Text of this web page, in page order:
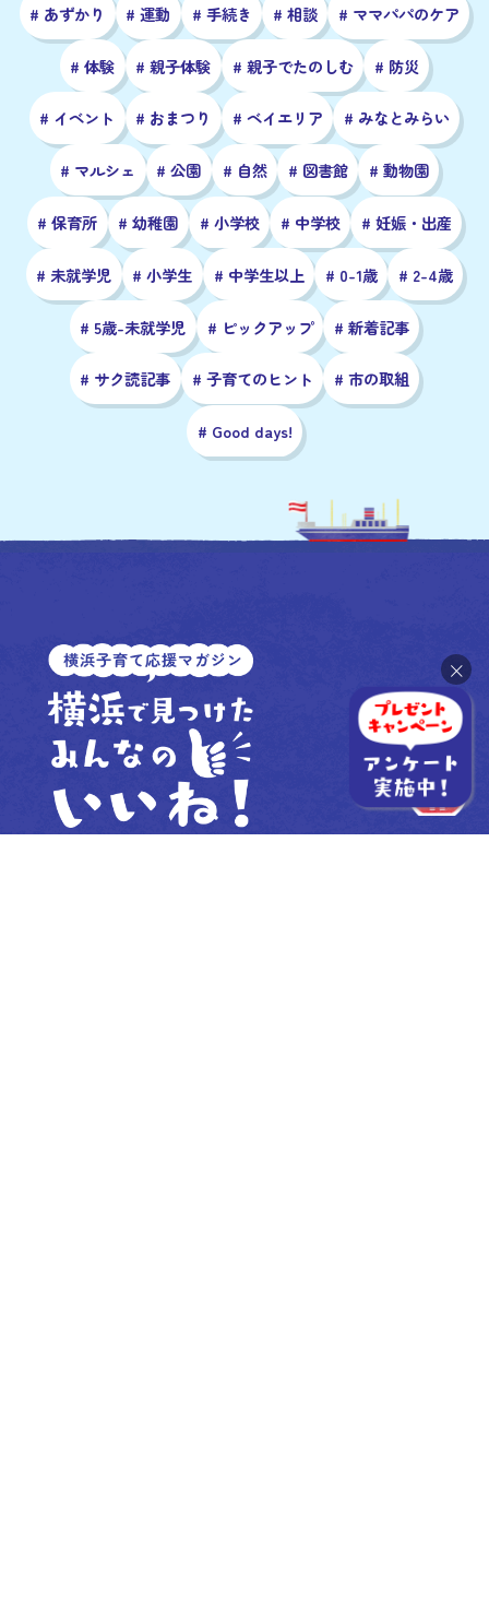
# あずかり # 運動 # 手続き # 相談 # ママパパのケア
# 体験 # 親子体験 # 親子でたのしむ # 防災
# イベント # おまつり # ベイエリア # みなとみらい
# マルシェ # 公園 # 自然 # 図書館 # 動物園
# 保育所 # 幼稚園 # 小学校 # 中学校 # 妊娠・出産
# 未就学児 # 小学生 # 中学生以上 # 0-1歳 # 2-4歳
# 5歳-未就学児 # ピックアップ # 新着記事
# サク読記事 # 子育てのヒント # 市の取組
# Good days!
×